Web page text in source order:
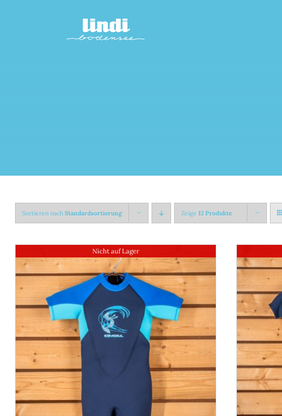
Sortieren nach Standardsortierung Zeige 12 Produkte
Nicht auf Lager